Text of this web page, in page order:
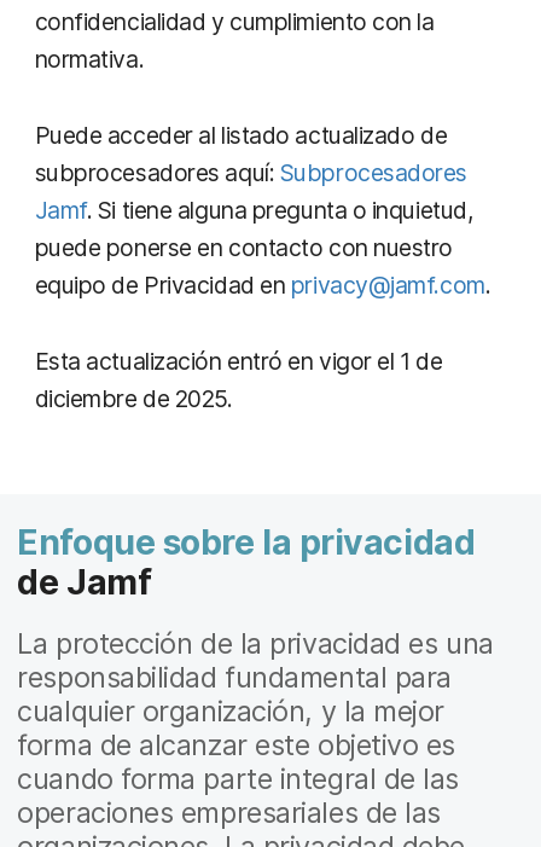
confidencialidad y cumplimiento con la
normativa.
Puede acceder al listado actualizado de
subprocesadores aquí: Subprocesadores
Jamf. Si tiene alguna pregunta o inquietud,
puede ponerse en contacto con nuestro
equipo de Privacidad en privacy@jamf.com.
Esta actualización entró en vigor el 1 de
diciembre de 2025.
Enfoque sobre la privacidad
de Jamf
La protección de la privacidad es una
responsabilidad fundamental para
cualquier organización, y la mejor
forma de alcanzar este objetivo es
cuando forma parte integral de las
operaciones empresariales de las